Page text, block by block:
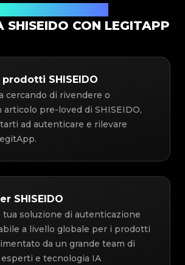
SHISEIDO CON LEGITAPP
SHISEIDO
cercando di rivendere o
articolo pre-loved di SHISEIDO,
ad autenticare e rilevare
SHISEIDO
tua soluzione di autenticazione
a livello globale per i prodotti
da un grande team di
e tecnologia IA